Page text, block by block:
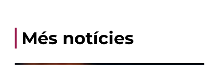
Més notícies